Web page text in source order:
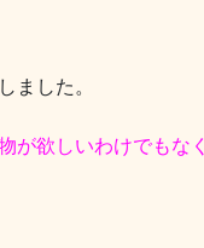
ました。
が欲しいわけでもなく